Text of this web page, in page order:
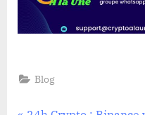
Blog